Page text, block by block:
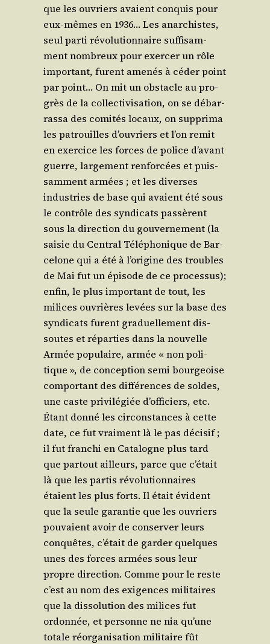
que les ouvriers avaient conquis pour
eux-mêmes en 1936… Les anar­chistes,
seul par­ti révo­lu­tion­naire suf­fi­sam­
ment nom­breux pour exer­cer un rôle
impor­tant, furent ame­nés à céder point
par point… On mit un obs­tacle au pro­
grès de la col­lec­ti­vi­sa­tion, on se débar­
ras­sa des comi­tés locaux, on sup­pri­ma
les patrouilles d’ouvriers et l’on remit
en exer­cice les forces de police d’avant
guerre, lar­ge­ment ren­for­cées et puis­
sam­ment armées ; et les diverses
indus­tries de base qui avaient été sous
le contrôle des syn­di­cats pas­sèrent
sous la direc­tion du gou­ver­ne­ment (la
sai­sie du Cen­tral Télé­pho­nique de Bar­
ce­lone qui a été à l’origine des troubles
de Mai fut un épi­sode de ce pro­ces­sus);
enfin, le plus impor­tant de tout, les
milices ouvrières levées sur la base des
syn­di­cats furent gra­duel­le­ment dis­
soutes et répar­ties dans la nou­velle
Armée popu­laire, armée « non poli­
tique », de concep­tion semi bour­geoise
com­por­tant des dif­fé­rences de soldes,
une caste pri­vi­lé­giée d’officiers, etc.
Étant don­né les cir­cons­tances à cette
date, ce fut vrai­ment là le pas déci­sif ;
il fut fran­chi en Cata­logne plus tard
que par­tout ailleurs, parce que c’était
là que les par­tis révo­lu­tion­naires
étaient les plus forts. Il était évident
que la seule garan­tie que les ouvriers
pou­vaient avoir de conser­ver leurs
conquêtes, c’était de gar­der quelques
unes des forces armées sous leur
propre direc­tion. Comme pour le reste
c’est au nom des exi­gences mili­taires
que la dis­so­lu­tion des milices fut
ordon­née, et per­sonne ne nia qu’une
totale réor­ga­ni­sa­tion mili­taire fût